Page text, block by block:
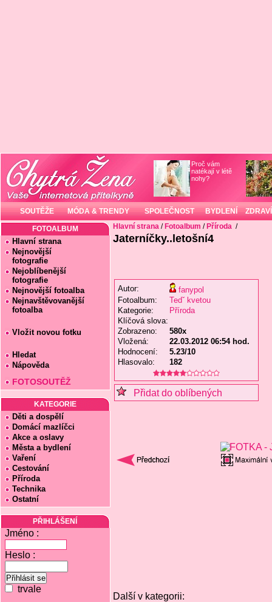
Proč vám
natékají v létě
nohy?
SOUTĚŽE MÓDA & TRENDY SPOLEČNOST BYDLENÍ ZDRAVÍ
FOTOALBUM
Hlavní strana
Nejnovější
fotografie
Nejoblíbenější
fotografie
Nejnovější fotoalba
Nejnavštěvovanější
fotoalba
Vložit novou fotku
Hledat
Nápověda
FOTOSOUTĚŽ
KATEGORIE
Děti a dospělí
Domácí mazlíčci
Akce a oslavy
Města a bydlení
Vaření
Cestování
Příroda
Technika
Ostatní
PŘIHLÁŠENÍ
Jméno :
Heslo :
trvale
Hlavní strana / Fotoalbum / Příroda /
Jaterníčky..letošní4
Autor:
fanypol
Fotoalbum:
Tedˇ kvetou
Kategorie:
Příroda
Klíčová slova:
Zobrazeno:
580x
Vložená:
22.03.2012 06:54 hod.
Hodnocení:
5.23/10
Hlasovalo:
182
Přidat do oblíbených
Další v kategorii: